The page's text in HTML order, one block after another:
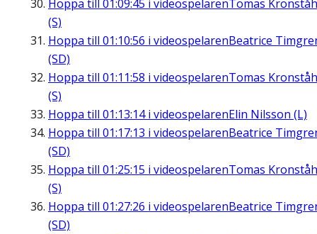
Hoppa till 01:09:45 i videospelarenTomas
(S)
Hoppa till 01:10:56 i videospelarenBeatrice
(SD)
Hoppa till 01:11:58 i videospelarenTomas
(S)
Hoppa till 01:13:14i videospelarenElin Nilsson (L)
Hoppa till 01:17:13 i videospelarenBeatrice
(SD)
Hoppa till 01:25:15 i videospelarenTomas
(S)
Hoppa till 01:27:26 i videospelarenBeatrice
(SD)